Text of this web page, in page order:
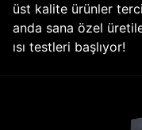
üst kalite ürünler
anda sana özel
ısı testleri başlıyor!